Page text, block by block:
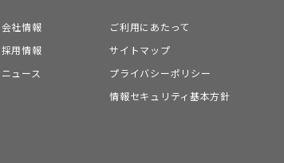
会社情報
採用情報
ニュース
ご利用にあたって
サイトマップ
プライバシーポリシー
情報セキュリティ基本方針